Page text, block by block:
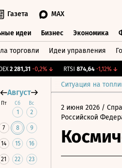
Газета MAX
идеи Бизнес Экономика
торговли Идеи управления
2 281,31 -0,2%↓ RTSI 874,64 -1,12% ↓
Ситуация на
Август
Пт Сб Вс
1 2
7 8 9
14 15 16
21 22 23
2 июня 2026 /
Российской